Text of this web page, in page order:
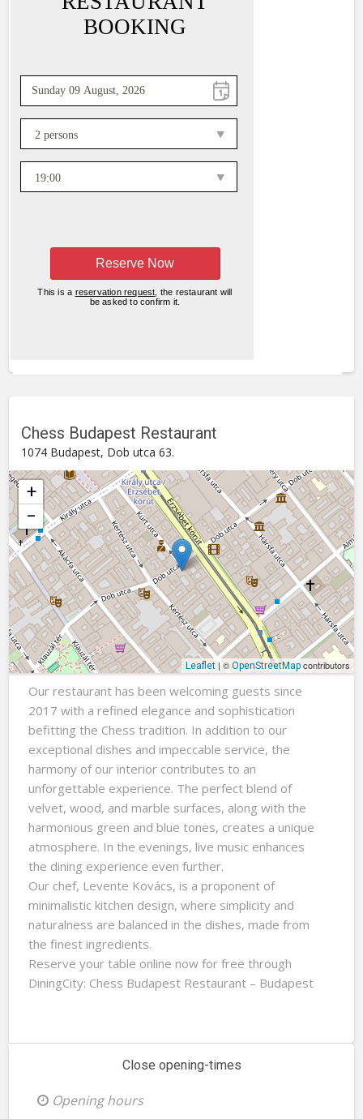
Chess Budapest Restaurant
1074 Budapest, Dob utca 63.
+
−
Leaflet| © OpenStreetMapcontributors
Chess Budapest Restaurant
Dob utca 63. , 1074Budapest
Our restaurant has been welcoming guests since
2017 with a refined elegance and sophistication
befitting the Chess tradition. In addition to our
exceptional dishes and impeccable service, the
harmony of our interior contributes to an
unforgettable experience. The perfect blend of
velvet, wood, and marble surfaces, along with the
harmonious green and blue tones, creates a unique
atmosphere. In the evenings, live music enhances
the dining experience even further.
Our chef, Levente Kovács, is a proponent of
minimalistic kitchen design, where simplicity and
naturalness are balanced in the dishes, made from
the finest ingredients.
Reserve your table online now for free through
DiningCity: Chess Budapest Restaurant – Budapest
Close opening-times
Opening hours